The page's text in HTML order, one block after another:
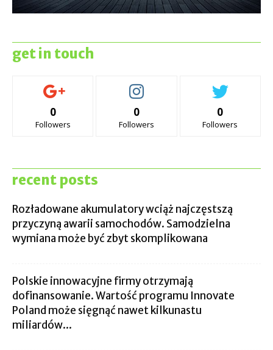
get in touch
0
Followers
0
Followers
0
Followers
recent posts
Rozładowane akumulatory wciąż najczęstszą
przyczyną awarii samochodów. Samodzielna
wymiana może być zbyt skomplikowana
Polskie innowacyjne firmy otrzymają
dofinansowanie. Wartość programu Innovate
Poland może sięgnąć nawet kilkunastu
miliardów...